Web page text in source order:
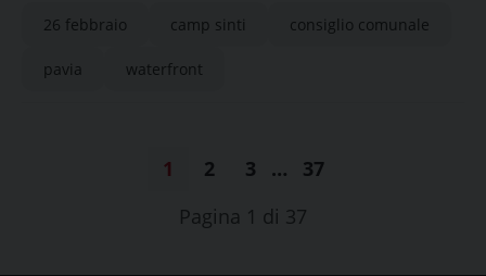
26 febbraio camp sinti consiglio comunale
pavia waterfront
1 2 3 …
37
Pagina 1 di 37